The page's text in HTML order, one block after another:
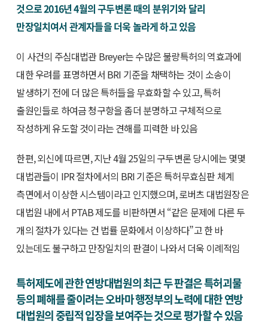
것으로 2016년 4월의 구두변론 때의 분위기와 달리
만장일치여서 관계자들을 더욱 놀라게 하고 있음
이 사건의 주심대법관 Breyer는 수많은 불량특허의 역효과에
대한 우려를 표명하면서 BRI 기준을 채택하는 것이 소송이
발생하기 전에 더 많은 특허들을 무효화할 수 있고, 특허
출원인들로 하여금 청구항을 좀더 분명하고 구체적으로
작성하게 유도할 것이라는 견해를 피력한 바 있음
한편, 외신에 따르면, 지난 4월 25일의 구두변론 당시에는 몇몇
대법관들이 IPR 절차에서의 BRI 기준은 특허무효심판 체계
측면에서 이상한 시스템이라고 인지했으며, 로버츠 대법원장은
대법원 내에서 PTAB 제도를 비판하면서 “같은 문제에 다른 두
개의 절차가 있다는 건 법률 문화에서 이상하다”고 한 바
있는데도 불구하고 만장일치의 판결이 나와서 더욱 이례적임
특허제도에 관한 연방대법원의 최근 두 판결은 특허괴물
등의 폐해를 줄이려는 오바마 행정부의 노력에 대한 연방
대법원의 중립적 입장을 보여주는 것으로 평가할 수 있음